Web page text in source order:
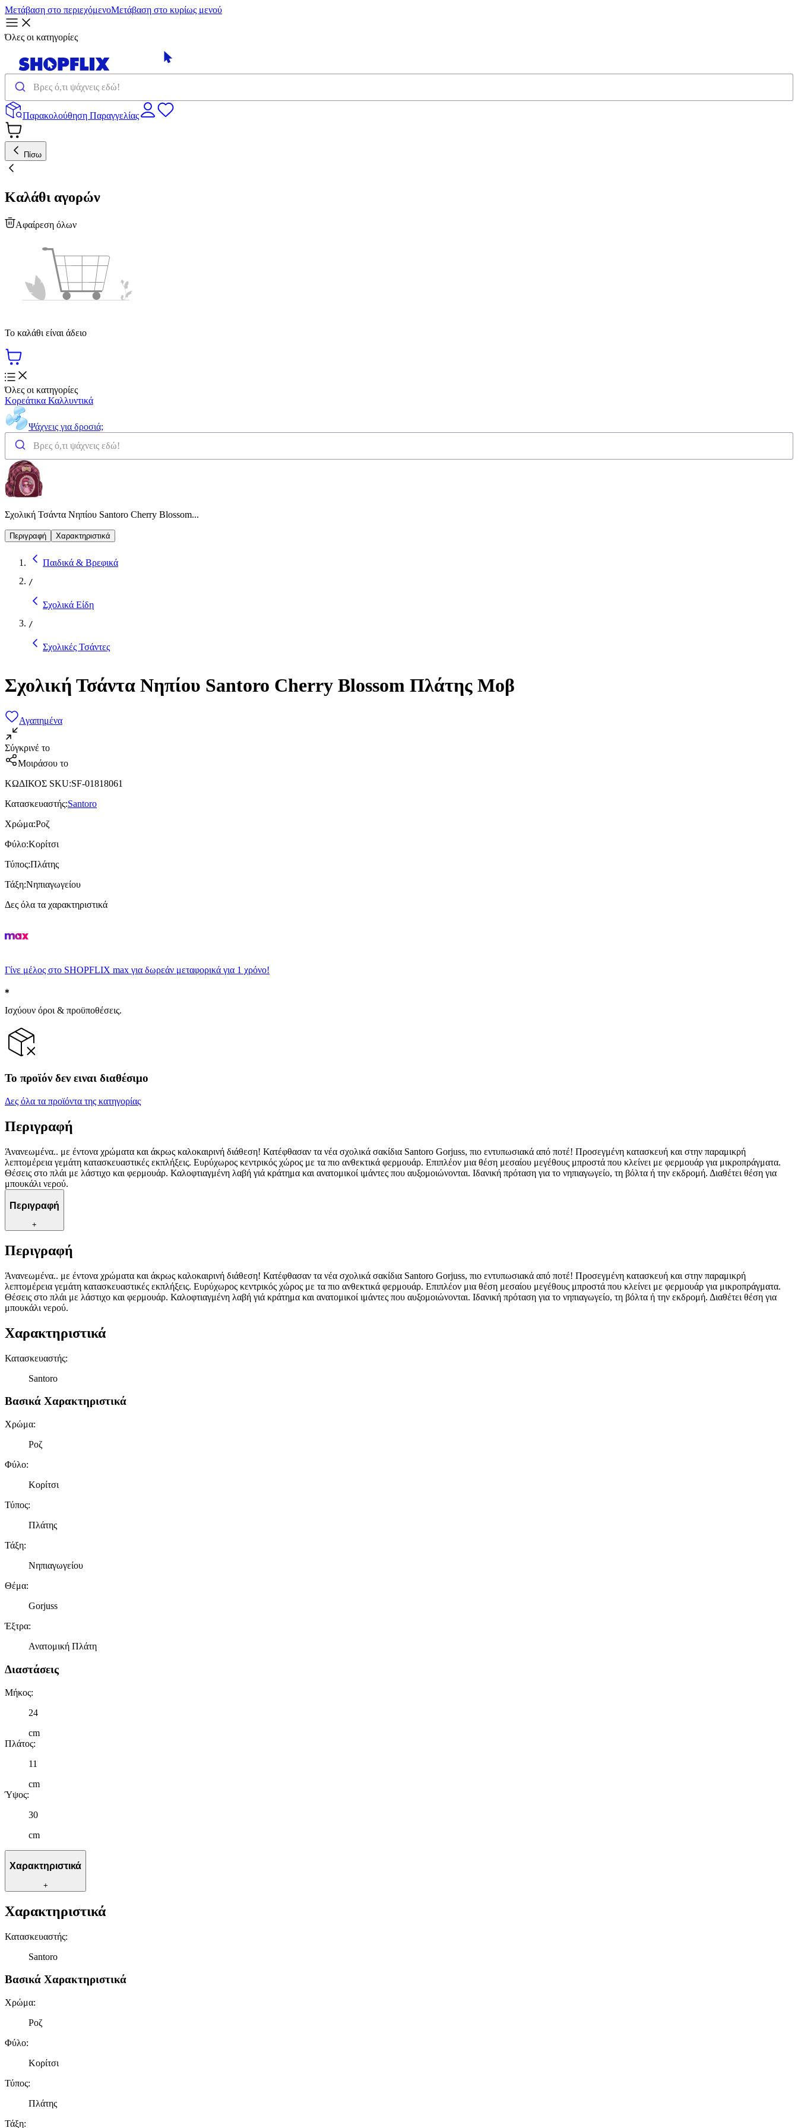
Μετάβαση στο περιεχόμενοΜετάβαση στο κυρίως μενού
Όλες οι κατηγορίες
Παρακολούθηση Παραγγελίας
Πίσω
Καλάθι αγορών
Αφαίρεση όλων
Το καλάθι είναι άδειο
Όλες οι κατηγορίες
Κορεάτικα Καλλυντικά
Ψάχνεις για δροσιά;
Σχολική Τσάντα Νηπίου Santoro Cherry Blossom...
Περιγραφή Χαρακτηριστικά
Παιδικά & Βρεφικά
/
Σχολικά Είδη
/
Σχολικές Τσάντες
Σχολική Τσάντα Νηπίου Santoro Cherry Blossom Πλάτης Μοβ
Αγαπημένα
Σύγκρινέ το
Μοιράσου το
ΚΩΔΙΚΟΣ SKU:SF-01818061
Κατασκευαστής:Santoro
Χρώμα:Ροζ
Φύλο:Κορίτσι
Τύπος:Πλάτης
Τάξη:Νηπιαγωγείου
Δες όλα τα χαρακτηριστικά
Γίνε μέλος στο SHOPFLIX max για δωρεάν μεταφορικά για 1 χρόνο!
Ισχύουν όροι & προϋποθέσεις.
Το προϊόν δεν ειναι διαθέσιμο
Δες όλα τα προϊόντα της κατηγορίας
Περιγραφή
Άνανεωμένα.. με έντονα χρώματα και άκρως καλοκαιρινή διάθεση! Κατέφθασαν τα νέα σχολικά σακίδια Santoro Gorjuss, πιο εντυπωσιακά από ποτέ! Προσεγμένη κατασκευή και στην παραμικρή
λεπτομέρεια γεμάτη κατασκευαστικές εκπλήξεις. Ευρύχωρος κεντρικός χώρος με τα πιο ανθεκτικά φερμουάρ. Επιπλέον μια θέση μεσαίου μεγέθους μπροστά που κλείνει με φερμουάρ για μικροπράγματα.
Θέσεις στο πλάι με λάστιχο και φερμουάρ. Καλοφτιαγμένη λαβή γιά κράτημα και ανατομικοί ιμάντες που αυξομοιώνονται. Ιδανική πρόταση για το νηπιαγωγείο, τη βόλτα ή την εκδρομή. Διαθέτει θέση για
μπουκάλι νερού.
Περιγραφή
+
Περιγραφή
Άνανεωμένα.. με έντονα χρώματα και άκρως καλοκαιρινή διάθεση! Κατέφθασαν τα νέα σχολικά σακίδια Santoro Gorjuss, πιο εντυπωσιακά από ποτέ! Προσεγμένη κατασκευή και στην παραμικρή
λεπτομέρεια γεμάτη κατασκευαστικές εκπλήξεις. Ευρύχωρος κεντρικός χώρος με τα πιο ανθεκτικά φερμουάρ. Επιπλέον μια θέση μεσαίου μεγέθους μπροστά που κλείνει με φερμουάρ για μικροπράγματα.
Θέσεις στο πλάι με λάστιχο και φερμουάρ. Καλοφτιαγμένη λαβή γιά κράτημα και ανατομικοί ιμάντες που αυξομοιώνονται. Ιδανική πρόταση για το νηπιαγωγείο, τη βόλτα ή την εκδρομή. Διαθέτει θέση για
μπουκάλι νερού.
Χαρακτηριστικά
Κατασκευαστής:
Santoro
Βασικά Χαρακτηριστικά
Χρώμα:
Ροζ
Φύλο:
Κορίτσι
Τύπος:
Πλάτης
Τάξη:
Νηπιαγωγείου
Θέμα:
Gorjuss
Έξτρα:
Ανατομική Πλάτη
Διαστάσεις
Μήκος:
24
cm
Πλάτος:
11
cm
Ύψος:
30
cm
Χαρακτηριστικά
+
Χαρακτηριστικά
Κατασκευαστής:
Santoro
Βασικά Χαρακτηριστικά
Χρώμα:
Ροζ
Φύλο:
Κορίτσι
Τύπος:
Πλάτης
Τάξη: